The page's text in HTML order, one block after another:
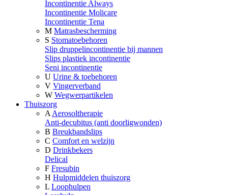
Incontinentie Always
Incontinentie Molicare
Incontinentie Tena
M Matrasbescherming
S Stomatoebehoren
Slip druppelincontinentie bij mannen
Slips plastiek incontinentie
Seni incontinentie
U Urine & toebehoren
V Vingerverband
W Wegwerpartikelen
Thuiszorg
A Aerosoltherapie
Anti-decubitus (anti doorligwonden)
B Breukbandslips
C Comfort en welzijn
D Drinkbekers
Delical
F Fresubin
H Hulpmiddelen thuiszorg
L Loophulpen